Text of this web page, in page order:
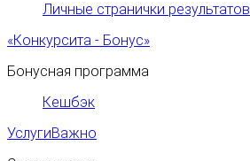
Личные странички результатов
«Конкурсита - Бонус»
Бонусная программа
Кешбэк
УслугиВажно